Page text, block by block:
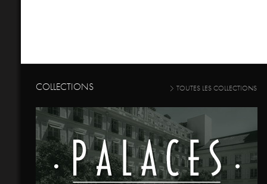
COLLECTIONS TOUTES LES COLLECTIONS